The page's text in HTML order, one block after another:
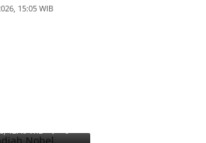
Rp350 Juta per
15:05 WIB
12:49 WIB 0